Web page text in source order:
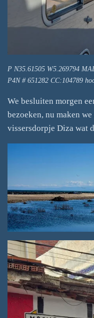
P N35.61505 W5.269794
P4N # 651282 CC:104789
We besluiten morgen
bezoeken, nu maken
vissersdorpje Diza wat